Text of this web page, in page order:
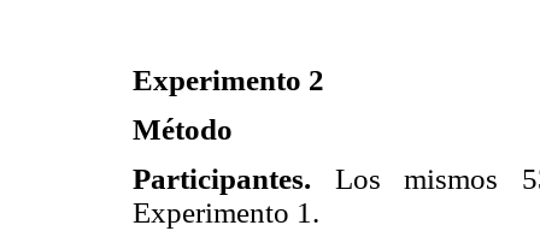
Experimento 2
Método
Participantes. Los mismos
Experimento 1.